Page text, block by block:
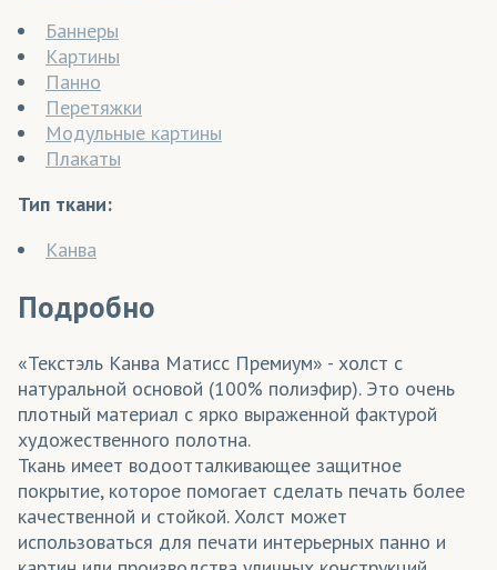
Баннеры
Картины
Панно
Перетяжки
Модульные картины
Плакаты
Тип ткани:
Канва
Подробно
«Текстэль Канва Матисс Премиум» - холст с
натуральной основой (100% полиэфир). Это очень
плотный материал с ярко выраженной фактурой
художественного полотна.
Ткань имеет водоотталкивающее защитное
покрытие, которое помогает сделать печать более
качественной и стойкой. Холст может
использоваться для печати интерьерных панно и